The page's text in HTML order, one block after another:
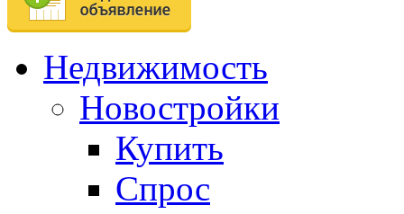
Недвижимость
Новостройки
Купить
Спрос